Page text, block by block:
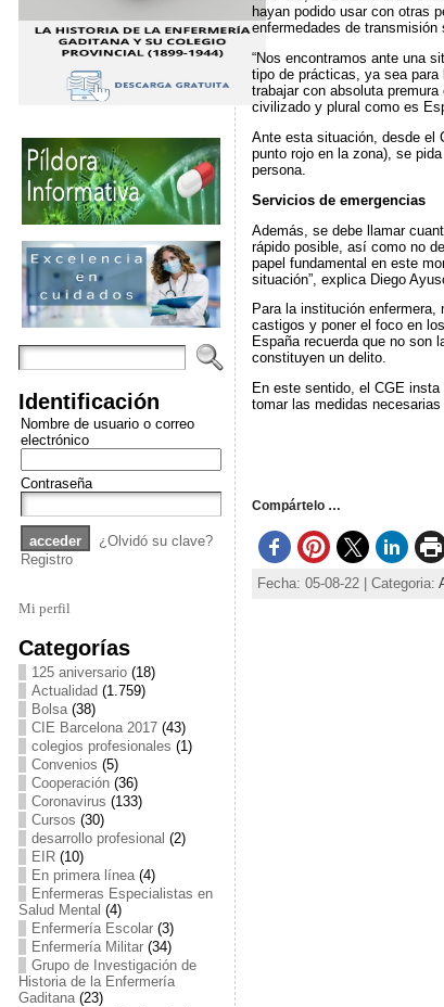
Identificación
Nombre de usuario o correo
electrónico
Contraseña
¿Olvidó su clave?
Registro
Mi perfil
Categorías
125 aniversario(18)
Actualidad (1.759)
Bolsa(38)
CIE Barcelona 2017(43)
colegios profesionales (1)
Convenios (5)
Cooperación(36)
Coronavirus (133)
Cursos (30)
desarrollo profesional (2)
EIR(10)
En primera línea(4)
Enfermeras Especialistas en
Salud Mental (4)
Enfermería Escolar(3)
Enfermería Militar(34)
Grupo de Investigación de
Historia de la Enfermería
Gaditana(23)
hayan podido usar con otras
enfermedades de
“Nos encontramos ante una
tipo de prácticas, ya sea
trabajar con absoluta
civilizado y plural como es
Ante esta situación, desde el
punto rojo en la zona), se
persona.
Servicios de emergencias
Además, se debe llamar
rápido posible, así como no
papel fundamental en este
situación”, explica Diego
Para la institución
castigos y poner el foco en
España recuerda que no son
constituyen un delito.
En este sentido, el CGE
tomar las medidas
Compártelo …
Fecha: 05-08-22 | Categoria: